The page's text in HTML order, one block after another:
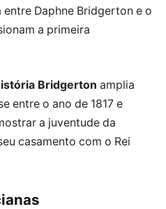
Daphne Bridgerton e o
a primeira
Bridgerton amplia
entre o ano de 1817 e
a juventude da
casamento com o Rei